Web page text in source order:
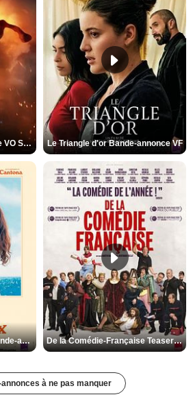
L'Odyssée Bande-annonce VO STFR Le Triangle d'or Bande-annonce VF
Les Matins merveilleux Bande-annonce VF De la Comédie-Française Teaser VF
à ne pas manquer